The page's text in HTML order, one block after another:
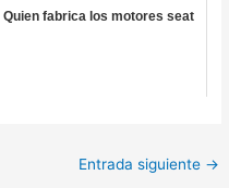
Quien fabrica los motores seat
Entrada siguiente →